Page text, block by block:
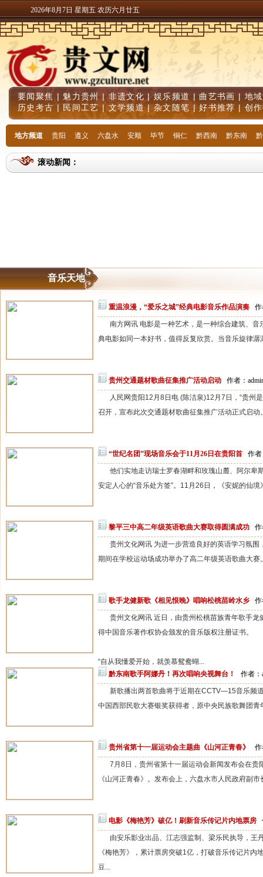
2026年8月7日 星期五 农历六月廿五
要闻聚焦| 魅力贵州|非遗文化 |娱乐频道 | 曲艺书画 | 地
历史考古 | 民间工艺 |文学频道|杂文随笔 |好书推荐 | 创
地方频道 贵阳 遵义 六盘水 安顺 毕节 铜仁 黔西南 黔东南
滚动新闻：
音乐天地
重温浪漫，“爱乐之城”经典电影音乐作品演奏 作
南方网讯 电影是一种艺术，是一种综合建筑、音
典电影如同一本好书，值得反复欣赏。当音乐旋律潺
贵州交通题材歌曲征集推广活动启动 作者：
人民网贵阳12月8日电 (陈洁泉)12月7日，“贵州
召开，宣布此次交通题材歌曲征集推广活动正式启动
“世纪名团”现场音乐会于11月26日在贵阳首 作者
他们实地走访瑞士罗春湖畔和玫瑰山麓、阿尔卑
安定人心的“音乐处方签”。11月26日，《安妮的仙
黎平三中高二年级英语歌曲大赛取得圆满成功 作
贵州文化网讯 为进一步营造良好的英语学习氛
期间在学校运动场成功举办了高二年级英语歌曲大
歌手龙健新歌《相见恨晚》唱响松桃苗岭水乡 作
贵州文化网讯 近日，由贵州松桃苗族青年歌手
得中国音乐著作权协会颁发的音乐版权注册证书。
“自从我懂爱开始，就羡慕鸳鸯蝴...
黔东南歌手阿娜丹！再次唱响央视舞台！
作者：
新歌播出两首歌曲将于近期在CCTV—15音乐频
中国西部民歌大赛银奖获得者，原中央民族歌舞团青
贵州省第十一届运动会主题曲《山河正青春》 作
7月8日，贵州省第十一届运动会新闻发布会在
《山河正青春》。发布会上，六盘水市人民政府副
电影《梅艳芳》破亿！刷新音乐传记片内地票房
由安乐影业出品、江志强监制、梁乐民执导，王
《梅艳芳》，累计票房突破1亿，打破音乐传记片
豆...